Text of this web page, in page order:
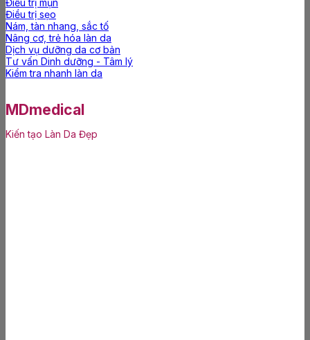
Điều trị mụn
Điều trị sẹo
Nám, tàn nhang, sắc tố
Nâng cơ, trẻ hóa làn da
Dịch vụ dưỡng da cơ bản
Tư vấn Dinh dưỡng - Tâm lý
Kiểm tra nhanh làn da
MDmedical
Kiến tạo Làn Da Đẹp